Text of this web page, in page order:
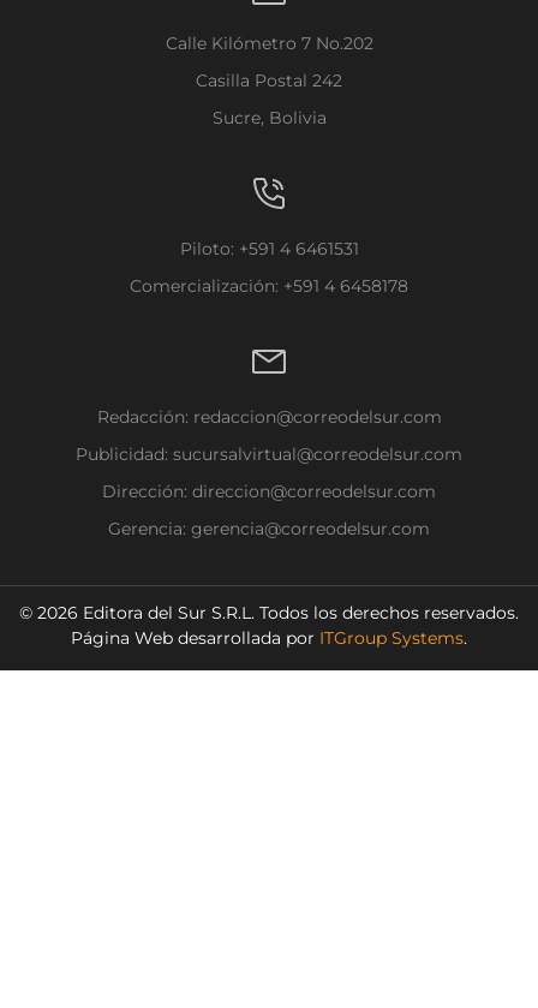
Calle Kilómetro 7 No.202
Casilla Postal 242
Sucre, Bolivia
Piloto: +591 4 6461531
Comercialización: +591 4 6458178
Redacción: redaccion@correodelsur.com
Publicidad: sucursalvirtual@correodelsur.com
Dirección: direccion@correodelsur.com
Gerencia: gerencia@correodelsur.com
© 2026 Editora del Sur S.R.L. Todos los derechos reservados.
Página Web desarrollada por ITGroup Systems.